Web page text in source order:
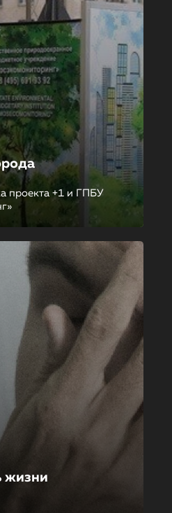
проекта +1 и ГПБУ
жизни